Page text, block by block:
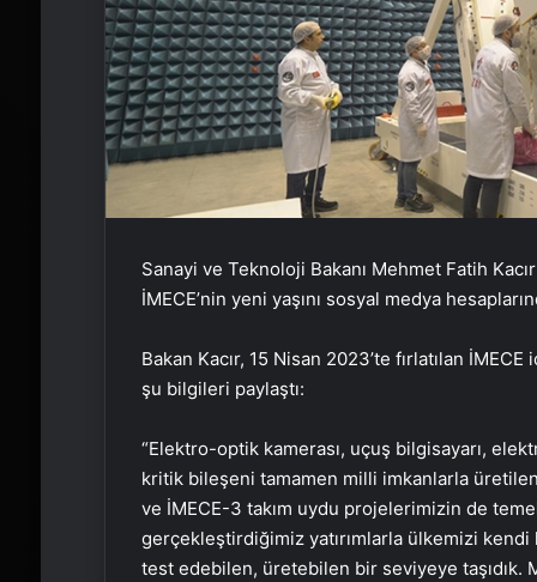
Sanayi ve Teknoloji Bakanı Mehmet Fatih
İMECE’nin yeni yaşını sosyal medya
Bakan Kacır, 15 Nisan 2023’te fırlatılan
şu bilgileri paylaştı:
“Elektro-optik kamerası, uçuş bilgisayarı,
kritik bileşeni tamamen milli imkanlarla
ve İMECE-3 takım uydu projelerimizin de
gerçekleştirdiğimiz yatırımlarla ülkemizi
test edebilen, üretebilen bir seviyeye